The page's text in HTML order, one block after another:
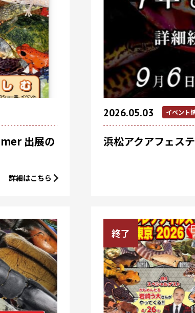
出展の
詳細はこちら
2026.05.03 イベント
浜松アクアフェス
終了